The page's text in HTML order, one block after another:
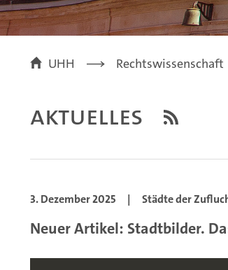
UHH Rechtswissenschaft
Aktuelles
3. Dezember 2025 | Städte der
Neuer Artikel: Stadtbilder.